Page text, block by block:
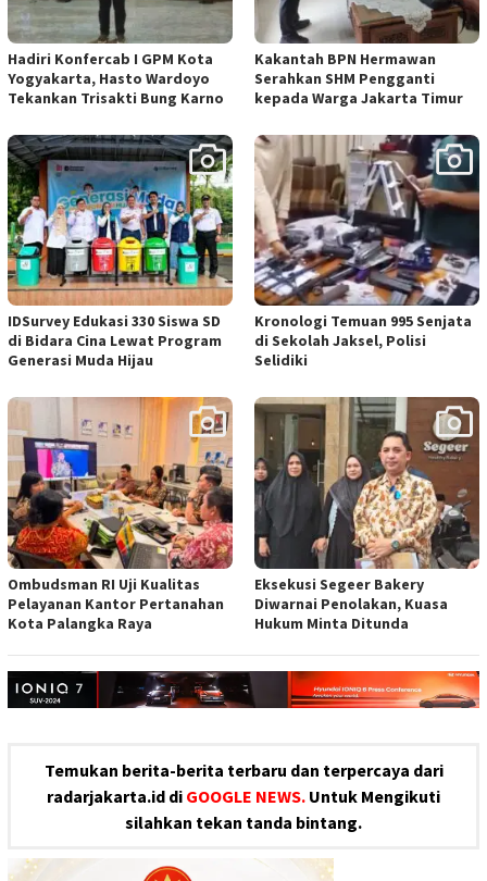
Hadiri Konfercab I GPM Kota
Yogyakarta, Hasto Wardoyo
Tekankan Trisakti Bung Karno
Kakantah BPN Hermawan
Serahkan SHM Pengganti
kepada Warga Jakarta Timur
IDSurvey Edukasi 330 Siswa SD
di Bidara Cina Lewat Program
Generasi Muda Hijau
Kronologi Temuan 995 Senjata
di Sekolah Jaksel, Polisi
Selidiki
Ombudsman RI Uji Kualitas
Pelayanan Kantor Pertanahan
Kota Palangka Raya
Eksekusi Segeer Bakery
Diwarnai Penolakan, Kuasa
Hukum Minta Ditunda
Temukan berita-berita terbaru dan terpercaya dari
radarjakarta.id di GOOGLE NEWS. Untuk Mengikuti
silahkan tekan tanda bintang.